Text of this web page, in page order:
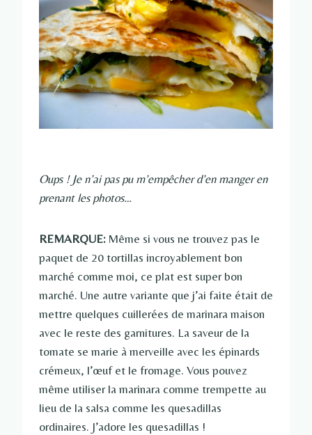
Oups ! Je n’ai pas pu m’empêcher d’en manger en
prenant les photos…
REMARQUE:Même si vous ne trouvez pas le
paquet de 20 tortillas incroyablement bon
marché comme moi, ce plat est super bon
marché. Une autre variante que j’ai faite était de
mettre quelques cuillerées de marinara maison
avec le reste des garnitures. La saveur de la
tomate se marie à merveille avec les épinards
crémeux, l’œuf et le fromage. Vous pouvez
même utiliser la marinara comme trempette au
lieu de la salsa comme les quesadillas
ordinaires. J’adore les quesadillas !